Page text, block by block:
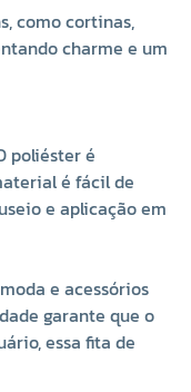
N° 3 com 50 Metros
um
projeto,
o resultado final
Seja para criar
essa fita de
que você
em realidade.
como cortinas,
charme e um
poliéster é
é fácil de
e aplicação em
e acessórios
garante que o
essa fita de